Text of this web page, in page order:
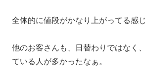
全体的に値段がかなり上がってる感じ
他のお客さんも、日替わりではなく
ている人が多かったなぁ。